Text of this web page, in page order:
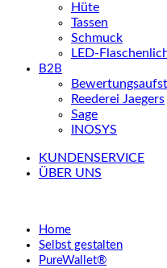
Hüte
Tassen
Schmuck
LED-
B2B
Reederei Jaegers
Sage
INOSYS
KUNDENSERVICE
ÜBER UNS
Home
Selbst gestalten
PureWallet®